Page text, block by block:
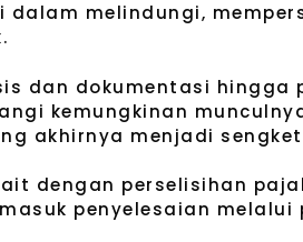
melindungi,
dan dokumentasi
kemungkinan
akhirnya menjadi
dengan perselisihan
penyelesaian melalui